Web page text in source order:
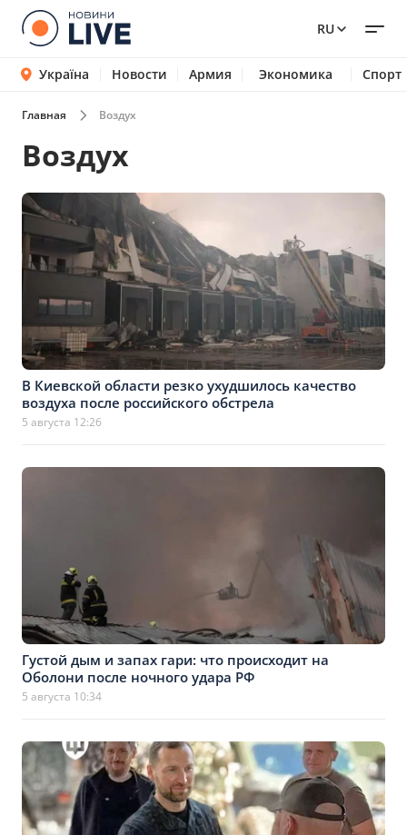
RU
Україна Новости Армия Экономика Спорт
Главная Воздух
Воздух
В Киевской области резко ухудшилось качество
воздуха после российского обстрела
5 августа 12:26
Густой дым и запах гари: что происходит на
Оболони после ночного удара РФ
5 августа 10:34